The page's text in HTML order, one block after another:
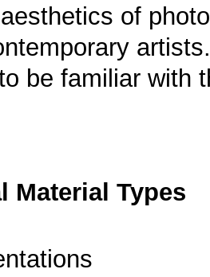
of
be familiar with
Material Types